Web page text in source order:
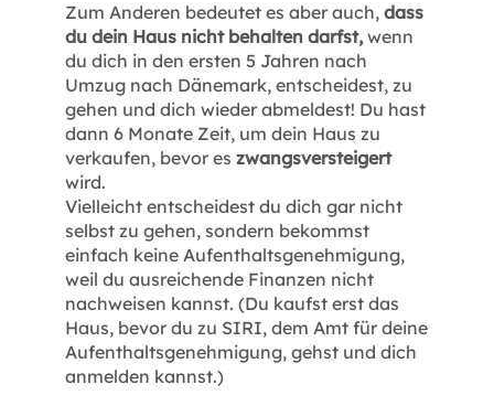
Zum Anderen bedeutet es aber auch,dass
du dein Haus nicht behalten darfst, wenn
du dich in den ersten 5 Jahren nach
Umzug nach Dänemark, entscheidest, zu
gehen und dich wieder abmeldest! Du hast
dann 6 Monate Zeit, um dein Haus zu
verkaufen, bevor eszwangsversteigert
wird.
Vielleicht entscheidest du dich gar nicht
selbst zu gehen, sondern bekommst
einfach keine Aufenthaltsgenehmigung,
weil du ausreichende Finanzen nicht
nachweisen kannst. (Du kaufst erst das
Haus, bevor du zu SIRI, dem Amt für deine
Aufenthaltsgenehmigung, gehst und dich
anmelden kannst.)